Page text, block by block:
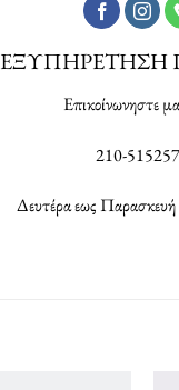
ΕΞΥΠΗΡΕΤΗΣΗ
Επικοίνωνηστε
210-
Δευτέρα εως